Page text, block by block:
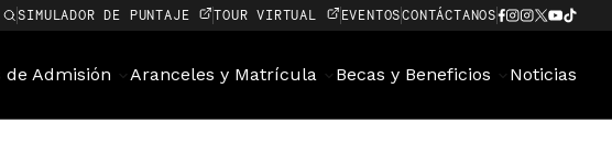
SIMULADOR DE PUNTAJE TOUR VIRTUAL EVENTOSCONTÁCTANOS
de Admisión Aranceles y Matrícula Becas y Beneficios Noticias